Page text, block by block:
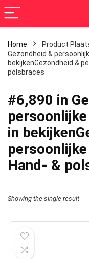
Home Product
Gezondheid &
bekijkenGezondheid &
polsbraces
#6,890 in
in
Hand- &
Showing the single result